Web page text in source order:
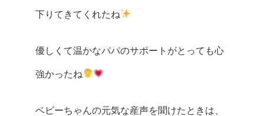
下りてきてくれたね
優しくて温かなパパのサポートがとっても心
強かったね
ベビーちゃんの元気な産声を聞けたときは、